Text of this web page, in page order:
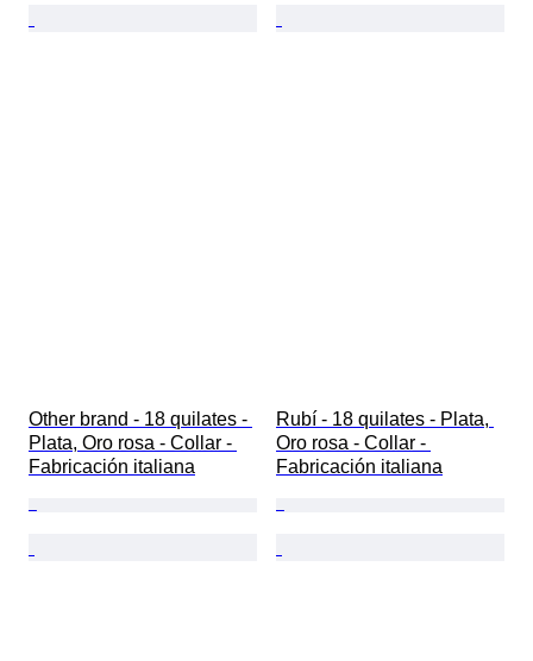
Other brand - 18 quilates -
Plata, Oro rosa - Collar -
Fabricación italiana
Rubí - 18 quilates - Plata,
Oro rosa - Collar -
Fabricación italiana